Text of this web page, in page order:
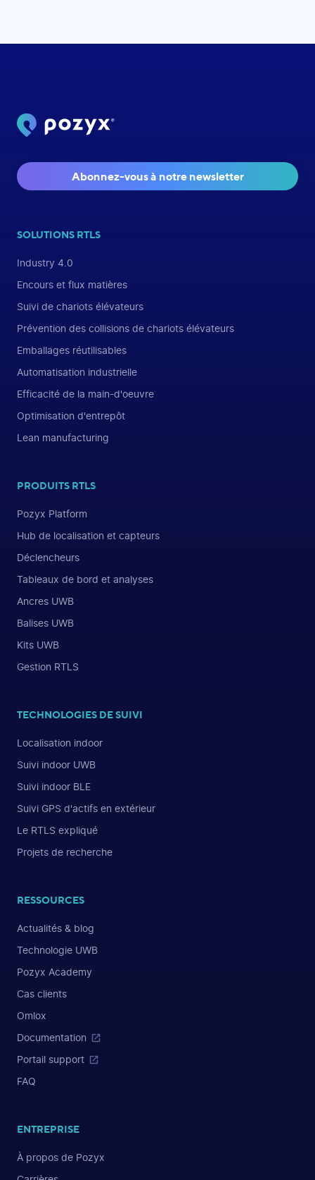
Abonnez-vous à notre newsletter
SOLUTIONS RTLS
Industry 4.0
Encours et flux matières
Suivi de chariots élévateurs
Prévention des collisions de chariots élévateurs
Emballages réutilisables
Automatisation industrielle
Efficacité de la main-d'oeuvre
Optimisation d'entrepôt
Lean manufacturing
PRODUITS RTLS
Pozyx Platform
Hub de localisation et capteurs
Déclencheurs
Tableaux de bord et analyses
Ancres UWB
Balises UWB
Kits UWB
Gestion RTLS
TECHNOLOGIES DE SUIVI
Localisation indoor
Suivi indoor UWB
Suivi indoor BLE
Suivi GPS d'actifs en extérieur
Le RTLS expliqué
Projets de recherche
RESSOURCES
Actualités & blog
Technologie UWB
Pozyx Academy
Cas clients
Omlox
Documentation
Portail support
FAQ
ENTREPRISE
À propos de Pozyx